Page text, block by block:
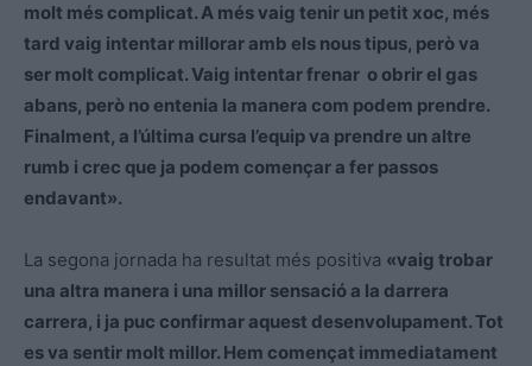
molt més complicat. A més vaig tenir un petit xoc, més
tard vaig intentar millorar amb els nous tipus, però va
ser molt complicat. Vaig intentar frenar o obrir el gas
abans, però no entenia la manera com podem prendre.
Finalment, a l’última cursa l’equip va prendre un altre
rumb i crec que ja podem començar a fer passos
endavant».
La segona jornada ha resultat més positiva «vaig trobar
una altra manera i una millor sensació a la darrera
carrera, i ja puc confirmar aquest desenvolupament. Tot
es va sentir molt millor. Hem començat immediatament